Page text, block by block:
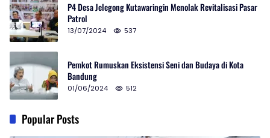
P4 Desa Jelegong Kutawaringin Menolak Revitalisasi Pasar
Patrol
13/07/2024 537
Pemkot Rumuskan Eksistensi Seni dan Budaya di Kota
Bandung
01/06/2024 512
Popular Posts